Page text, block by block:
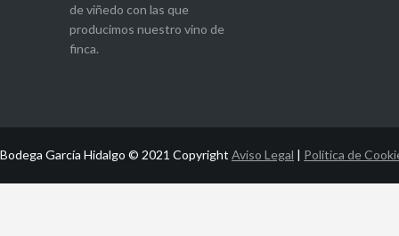
de viñedo con las que
producimos nuestro vino de
finca.
Bodega García Hidalgo © 2021 Copyright Aviso Legal | Política de